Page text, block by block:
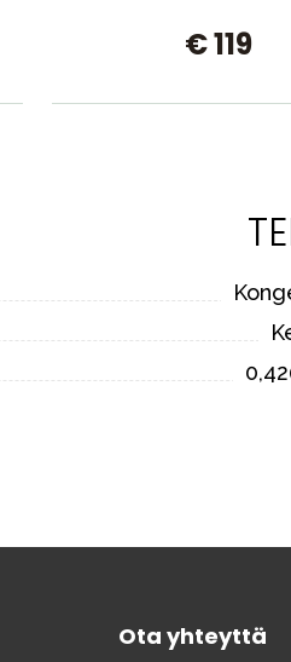
€ 119
Ota yhteyttä